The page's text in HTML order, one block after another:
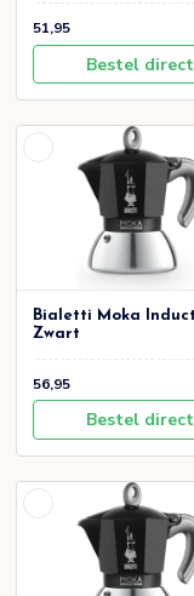
51,95
Bestel direct
Bialetti Moka
Zwart
56,95
Bestel direct